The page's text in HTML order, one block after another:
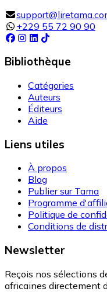
+229 55 72 90 90
Bibliothèque
Catégories
Auteurs
Éditeurs
Aide
Liens utiles
À propos
Blog
Publier sur Tama
Programme
Politique de
Conditions de
Newsletter
Reçois nos sélections
africaines directement